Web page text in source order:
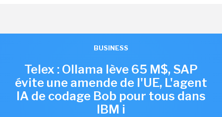
BUSINESS
Telex : Ollama lève 65 M$, SAP
évite une amende de l'UE, L'agent
IA de codage Bob pour tous dans
IBM i